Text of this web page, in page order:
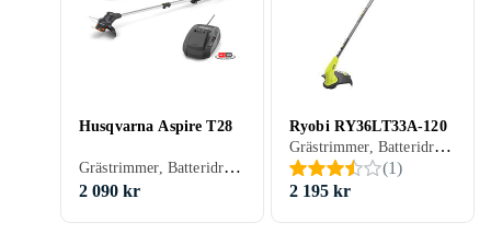
Husqvarna Aspire T28
Grästrimmer, Batteridriven
2 090 kr
Ryobi RY36LT33A-120
Grästrimmer, Batteridriven
(1)
2 195 kr